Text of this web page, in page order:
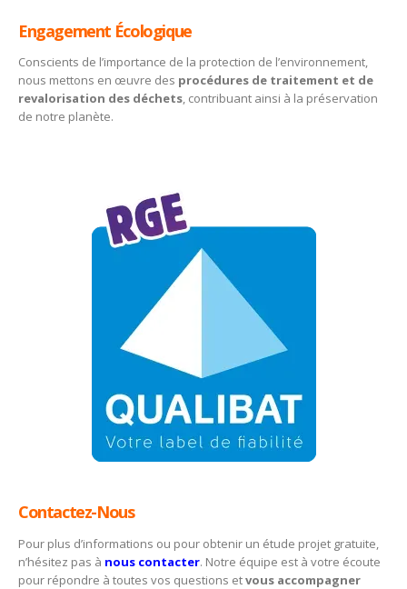
Engagement Écologique
Conscients de l’importance de la protection de l’environnement,
nous mettons en œuvre des procédures de traitement et de
revalorisation des déchets, contribuant ainsi à la préservation
de notre planète.
Contactez-Nous
Pour plus d’informations ou pour obtenir un étude projet gratuite,
n’hésitez pas à nous contacter. Notre équipe est à votre écoute
pour répondre à toutes vos questions etvous accompagner